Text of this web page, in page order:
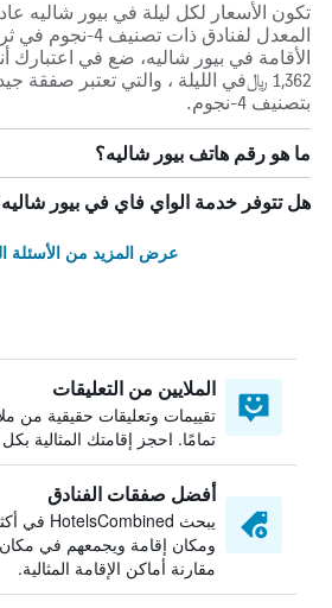
المعدل لفنادق ذات
الأقامة في بيور شاليه، ضع في اعتبارك
1,362 ﷼في الليلة ، والتي تعتبر صفقة
بتصنيف 4-نجوم.
ما هو رقم هاتف بيور شاليه؟
هل تتوفر خدمة الواي فاي في بيور
عرض المزيد من الأسئلة
الملايين من التعليقات
تقييمات وتعليقات حقيقية من
تمامًا. احجز إقامتك المثالية
أفضل صفقات الفنادق
ومكان إقامة ويجمعهم في
مقارنة أماكن الإقامة المثالية.